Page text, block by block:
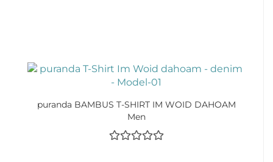
puranda BAMBUS T-SHIRT IM WOID DAHOAM
Men